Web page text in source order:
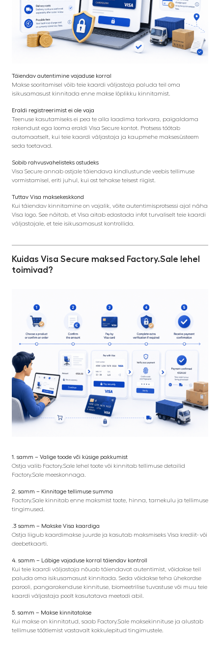
Täiendav autentimine vajaduse korral
Makse sooritamisel võib teie kaardi väljastaja paluda teil oma
isikusamasust kinnitada enne makse lõplikku kinnitamist.
Eraldi registreerimist ei ole vaja
Teenuse kasutamiseks ei pea te alla laadima tarkvara, paigaldama
rakendust ega looma eraldi Visa Secure kontot. Protsess töötab
automaatselt, kui teie kaardi väljastaja ja kaupmehe maksesüsteem
seda toetavad.
Sobib rahvusvahelisteks ostudeks
Visa Secure annab ostjale täiendava kindlustunde veebis tellimuse
vormistamisel, eriti juhul, kui ost tehakse teisest riigist.
Tuttav Visa maksekeskkond
Kui täiendav kinnitamine on vajalik, võite autentimisprotsessi ajal näha
Visa logo. See näitab, et Visa aitab edastada infot turvaliselt teie kaardi
väljastajale, et teie isikusamasust kontrollida.
Kuidas Visa Secure maksed Factory.Sale lehel
toimivad?
1. samm – Valige toode või küsige pakkumist
Ostja valib Factory.Sale lehel toote või kinnitab tellimuse detailid
Factory.Sale meeskonnaga.
2. samm – Kinnitage tellimuse summa
Factory.Sale kinnitab enne maksmist toote, hinna, tarnekulu ja tellimuse
tingimused.
3 samm – Makske Visa kaardiga
Ostja liigub kaardimakse juurde ja kasutab maksmiseks Visa krediit- või
deebetkaarti.
4. samm – Läbige vajaduse korral täiendav kontroll
Kui teie kaardi väljastaja nõuab täiendavat autentimist, võidakse teil
paluda oma isikusamasust kinnitada. Seda võidakse teha ühekordse
parooli, pangarakenduse kinnituse, biomeetrilise tuvastuse või muu teie
kaardi väljastaja poolt kasutatava meetodi abil.
5. samm – Makse kinnitatakse
Kui makse on kinnitatud, saab Factory.Sale maksekinnituse ja alustab
tellimuse töötlemist vastavalt kokkulepitud tingimustele.